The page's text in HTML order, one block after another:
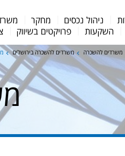
ניהול נכסים מחקר
השקעות פרויקטים בשיווק
משרדים להשכרה משרדים להשכרה בירושלים